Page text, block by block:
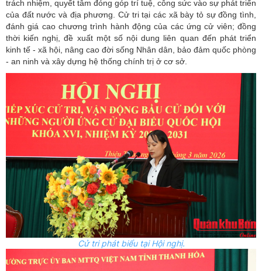
trách nhiệm, quyết tâm đóng góp trí tuệ, công sức vào sự phát triển
của đất nước và địa phương. Cử tri tại các xã bày tỏ sự đồng tình,
đánh giá cao chương trình hành động của các ứng cử viên; đồng
thời kiến nghị, đề xuất một số nội dung liên quan đến phát triển
kinh tế - xã hội, nâng cao đời sống Nhân dân, bảo đảm quốc phòng
- an ninh và xây dựng hệ thống chính trị ở cơ sở.
Cử tri phát biểu tại Hội nghị.